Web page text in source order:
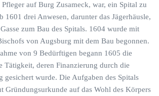
auf Burg Zusameck, war, ein Spital zu
1601 drei Anwesen, darunter das Jägerhäusle,
zum Bau des Spitals. 1604 wurde mit
von Augsburg mit dem Bau begonnen.
von 9 Bedürftigen begann 1605 die
Tätigkeit, deren Finanzierung durch die
gesichert wurde. Die Aufgaben des Spitals
Gründungsurkunde auf das Wohl des Körpers